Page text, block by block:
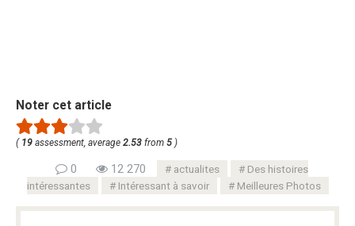
Noter cet article
( 19 assessment, average 2.53 from 5 )
0 12 270 actualites
Des histoires
intéressantes
Intéressant à savoir Meilleures Photos